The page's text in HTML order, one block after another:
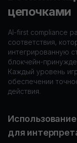
цепочками
AI-first compliance
соответствия,
интегрированную
блокчейн-
Каждый уровень
обеспечении
действия.
для